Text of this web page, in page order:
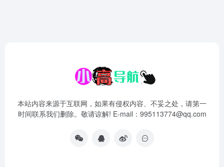
本站内容来源于互联网，如果有侵权内容、不妥之处，请第一
时间联系我们删除。敬请谅解! E-mail：995113774@qq.com